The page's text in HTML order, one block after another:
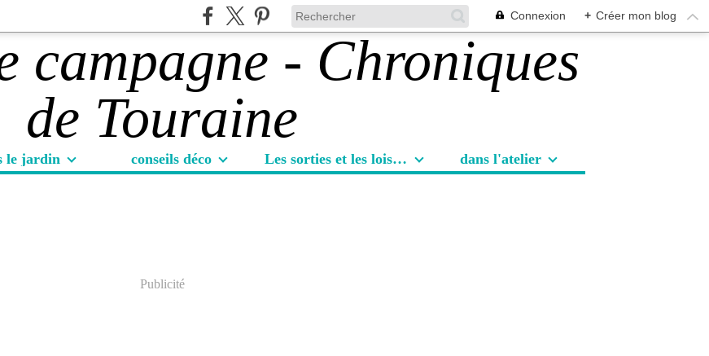
Connexion + Créer mon blog
le jardin conseils déco Les sorties et les loisirs dans l'atelier
Publicité